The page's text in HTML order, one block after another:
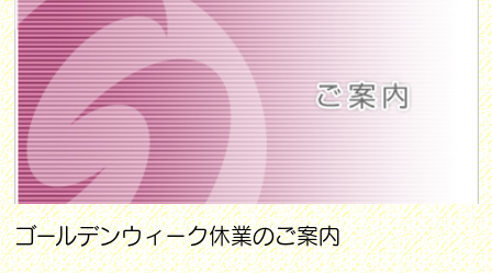
ゴールデンウィーク休業のご案内